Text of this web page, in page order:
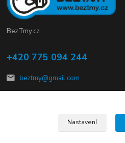
BezTmy.cz
+420 775 094 244
beztmy@gmail.com
Nastavení